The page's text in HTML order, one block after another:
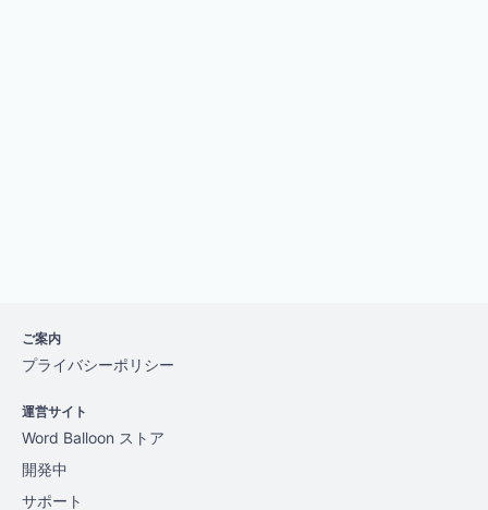
ご案内
プライバシーポリシー
運営サイト
Word Balloon ストア
開発中
サポート